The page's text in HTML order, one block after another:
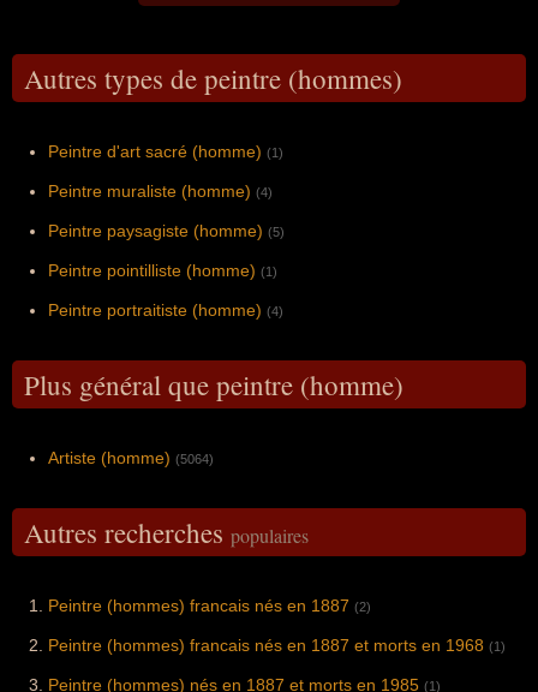
Autres types de peintre (hommes)
Peintre d'art sacré (homme) (1)
Peintre muraliste (homme) (4)
Peintre paysagiste (homme) (5)
Peintre pointilliste (homme) (1)
Peintre portraitiste (homme) (4)
Plus général que peintre (homme)
Artiste (homme) (5064)
Autres recherches populaires
Peintre (hommes) francais nés en 1887 (2)
Peintre (hommes) francais nés en 1887 et morts en 1968 (1)
Peintre (hommes) nés en 1887 et morts en 1985 (1)